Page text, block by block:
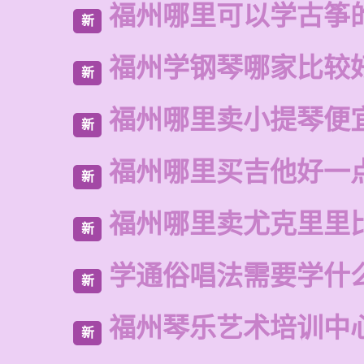
新 福州哪里可以学古筝
新 福州学钢琴哪家比较
新 福州哪里卖小提琴便
新 福州哪里买吉他好一
新 福州哪里卖尤克里里
新 学通俗唱法需要学什
新 福州琴乐艺术培训中